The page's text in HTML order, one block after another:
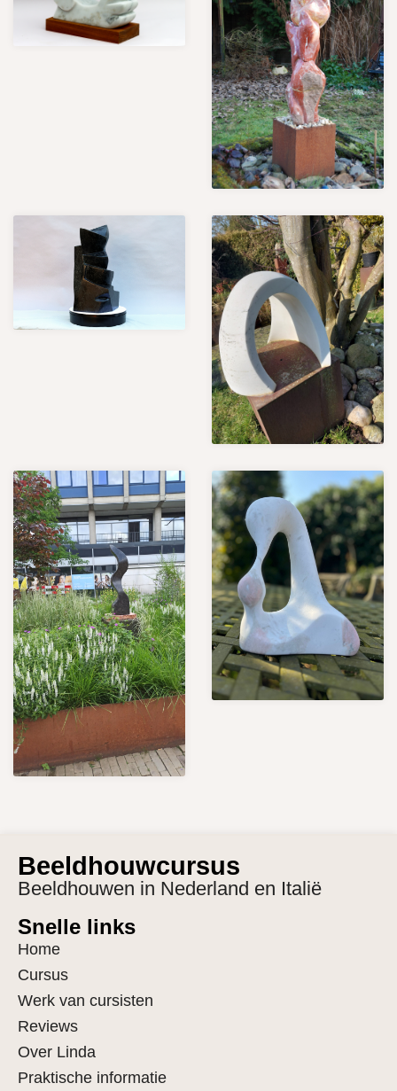
Beeldhouwcursus
Beeldhouwen in Nederland en Italië
Snelle links
Home
Cursus
Werk van cursisten
Reviews
Over Linda
Praktische informatie